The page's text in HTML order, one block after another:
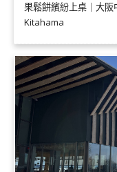
果鬆餅繽紛上桌｜大
Kitahama